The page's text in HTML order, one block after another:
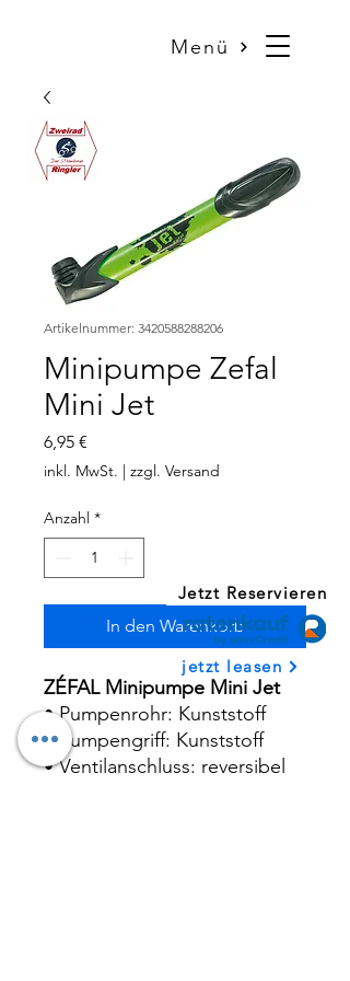
Menü
Artikelnummer: 3420588288206
Minipumpe Zefal
Mini Jet
6,95 €
inkl. MwSt. | zzgl. Versand
Anzahl *
In den Warenkorb
ZÉFAL Minipumpe Mini Jet
• Pumpenrohr: Kunststoff
• Pumpengriff: Kunststoff
• Ventilanschluss: reversibel
Jetzt Reservieren
jetzt leasen